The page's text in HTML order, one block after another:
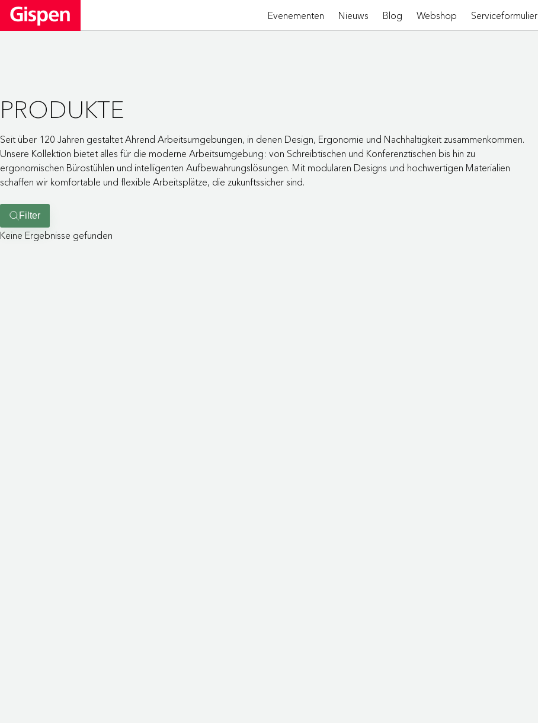
Evenementen Nieuws Blog Webshop Serviceformulier
PRODUKTE
Seit über 120 Jahren gestaltet Ahrend Arbeitsumgebungen, in denen Design, Ergonomie und Nachhaltigkeit zusammenkommen.
Unsere Kollektion bietet alles für die moderne Arbeitsumgebung: von Schreibtischen und Konferenztischen bis hin zu
ergonomischen Bürostühlen und intelligenten Aufbewahrungslösungen. Mit modularen Designs und hochwertigen Materialien
schaffen wir komfortable und flexible Arbeitsplätze, die zukunftssicher sind.
Filter
Keine Ergebnisse gefunden